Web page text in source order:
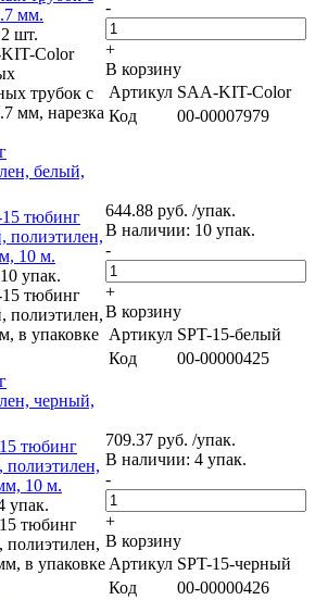
мм.
шт.
Color
трубок с
мм, нарезка
-
+
В корзину
Артикул SAA-KIT-Color
Код
00-00007979
белый,
тюбинг
полиэтилен,
10 м.
упак.
тюбинг
полиэтилен,
в упаковке
644.88 руб. /упак.
В наличии: 10 упак.
-
+
В корзину
Артикул SPT-15-белый
Код
00-00000425
черный,
тюбинг
полиэтилен,
10 м.
упак.
тюбинг
полиэтилен,
в упаковке
709.37 руб. /упак.
В наличии: 4 упак.
-
+
В корзину
Артикул SPT-15-черный
Код
00-00000426